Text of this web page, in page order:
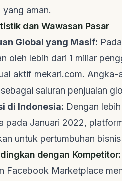
yang aman.
dan Wawasan Pasar
Global yang Masif:
oleh lebih dari 1 miliar
aktif mekari.com. Angka-
saluran penjualan
di Indonesia: Dengan
pada Januari 2022,
untuk pertumbuhan
dengan
Facebook Marketplace